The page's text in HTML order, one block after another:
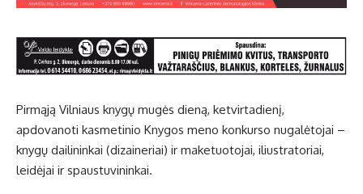
Pirmąją Vilniaus knygų mugės dieną, ketvirtadienį,
apdovanoti kasmetinio Knygos meno konkurso nugalėtojai –
knygų dailininkai (dizaineriai) ir maketuotojai, iliustratoriai,
leidėjai ir spaustuvininkai.